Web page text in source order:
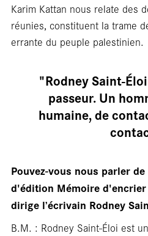
Karim Kattan nous relate des
réunies, constituent la trame
errante du peuple palestinien.
"Rodney
passeur. Un
humaine, de
Pouvez-vous nous parler de
d'édition Mémoire
dirige l’écrivain Rodney
B.M. : Rodney Saint‑Éloi est